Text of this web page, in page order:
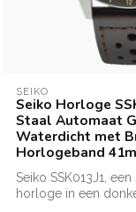
SEIKO
Seiko Horloge
Staal Automaat
Waterdicht met
Horlogeband
Seiko SSK013J1,
horloge in een